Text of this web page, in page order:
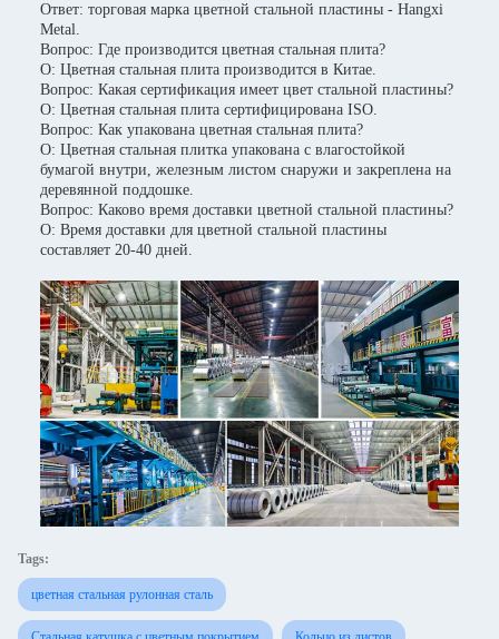
Ответ: торговая марка цветной стальной пластины - Hangxi
Metal.
Вопрос: Где производится цветная стальная плита?
О: Цветная стальная плита производится в Китае.
Вопрос: Какая сертификация имеет цвет стальной пластины?
О: Цветная стальная плита сертифицирована ISO.
Вопрос: Как упакована цветная стальная плита?
О: Цветная стальная плитка упакована с влагостойкой
бумагой внутри, железным листом снаружи и закреплена на
деревянной поддошке.
Вопрос: Каково время доставки цветной стальной пластины?
О: Время доставки для цветной стальной пластины
составляет 20-40 дней.
Tags:
цветная стальная рулонная сталь